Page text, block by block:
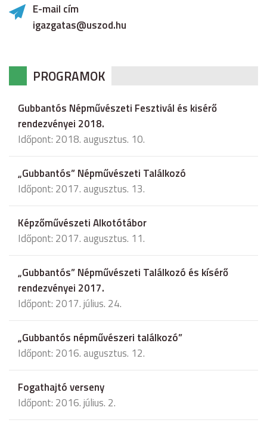
E-mail cím
igazgatas@uszod.hu
PROGRAMOK
Gubbantós Népművészeti Fesztivál és kisérő
rendezvényei 2018.
Időpont: 2018. augusztus. 10.
„Gubbantós” Népművészeti Találkozó
Időpont: 2017. augusztus. 13.
Képzőművészeti Alkotótábor
Időpont: 2017. augusztus. 11.
„Gubbantós” Népművészeti Találkozó és kísérő
rendezvényei 2017.
Időpont: 2017. július. 24.
„Gubbantós népművészeri találkozó”
Időpont: 2016. augusztus. 12.
Fogathajtó verseny
Időpont: 2016. július. 2.